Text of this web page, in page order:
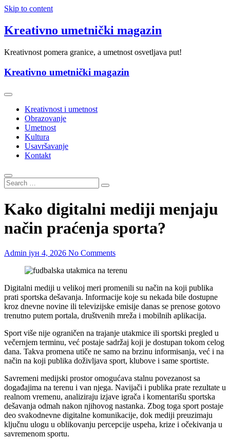
Skip to content
Kreativno umetnički magazin
Kreativnost pomera granice, a umetnost osvetljava put!
Kreativno umetnički magazin
Kreativnost i umetnost
Obrazovanje
Umetnost
Kultura
Usavršavanje
Kontakt
Kako digitalni mediji menjaju
način praćenja sporta?
Admin јун 4, 2026 No Comments
Digitalni mediji u velikoj meri promenili su način na koji publika
prati sportska dešavanja. Informacije koje su nekada bile dostupne
kroz dnevne novine ili televizijske emisije danas se prenose gotovo
trenutno putem portala, društvenih mreža i mobilnih aplikacija.
Sport više nije ograničen na trajanje utakmice ili sportski pregled u
večernjem terminu, već postaje sadržaj koji je dostupan tokom celog
dana. Takva promena utiče ne samo na brzinu informisanja, već i na
način na koji publika doživljava sport, klubove i same sportiste.
Savremeni medijski prostor omogućava stalnu povezanost sa
događajima na terenu i van njega. Navijači i publika prate rezultate u
realnom vremenu, analiziraju izjave igrača i komentarišu sportska
dešavanja odmah nakon njihovog nastanka. Zbog toga sport postaje
deo svakodnevne digitalne komunikacije, dok mediji preuzimaju
ključnu ulogu u oblikovanju percepcije uspeha, krize i očekivanja u
savremenom sportu.